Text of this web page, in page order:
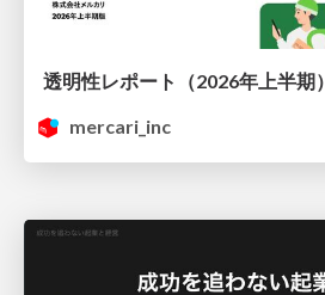
透明性レポート（2026年上半期）
mercari_inc